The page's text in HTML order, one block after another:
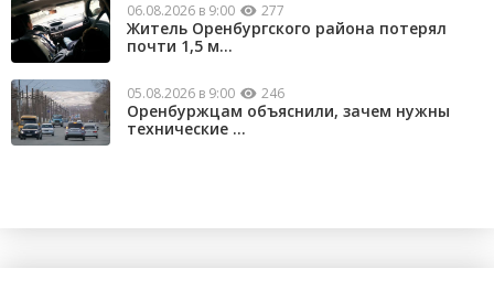
06.08.2026 в 9:00 277
Житель Оренбургского района потерял
почти 1,5 м...
05.08.2026 в 9:00 246
Оренбуржцам объяснили, зачем нужны
технические ...